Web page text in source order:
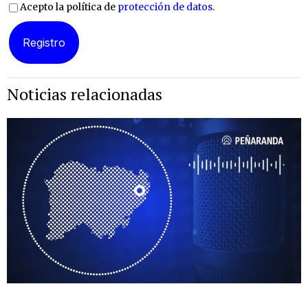
Acepto la política de protección de datos.
Noticias relacionadas